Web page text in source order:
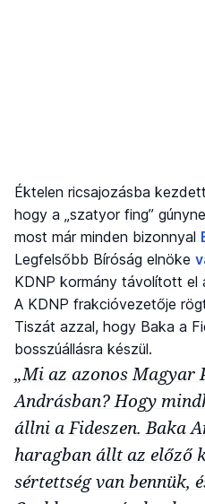
Éktelen ricsajozásba
hogy a „szatyor fing”
most már minden bizonnyal
Legfelsőbb Bíróság elnöke
KDNP kormány távolított el
A KDNP frakcióvezetője
Tiszát azzal, hogy Baka a
bosszúállásra készül.
„Mi az azonos Magyar
Andrásban? Hogy
állni a Fideszen. Baka
haragban állt az előző
sértettség van bennük,